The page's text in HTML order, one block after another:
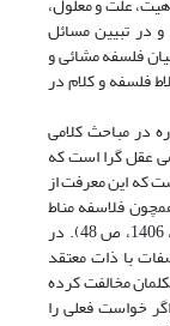
در تبیین مسائل
فلسفه مشائی و
فلسفه و کلام در
این دوره در مباحث کلامی
عقل گرا است که
که این معرفت از
فلاسفه مناط
نیاز ممکن به موثّر را امکان می‌داند (رک: ابن میثم، 1406، ص 48). در
با ذات معتقد
متکلمان مخالفت کرده
خواست فعلی را